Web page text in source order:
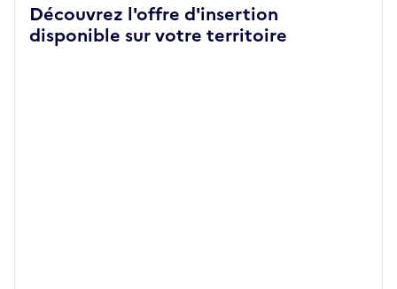
Découvrez l'offre d'insertion
disponible sur votre territoire